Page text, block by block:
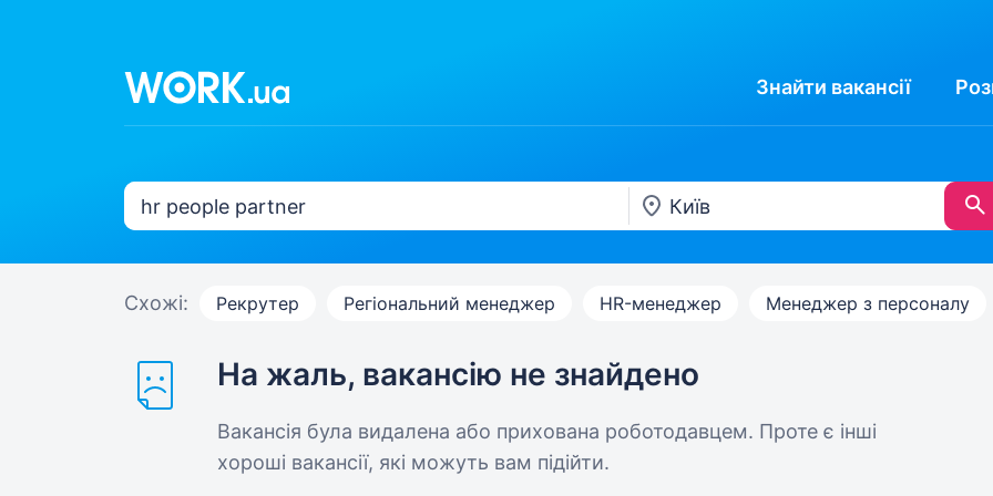
Знайти вакансії
Схожі: Рекрутер Регіональний менеджер HR-менеджер Менеджер з персоналу
На жаль, вакансію не знайдено
Вакансія була видалена або прихована роботодавцем. Проте є інші
хороші вакансії, які можуть вам підійти.